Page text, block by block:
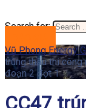
Search for:
Vũ Phong Energy
trúng thầu thi công
đoạn 2 đợt 1
CC47